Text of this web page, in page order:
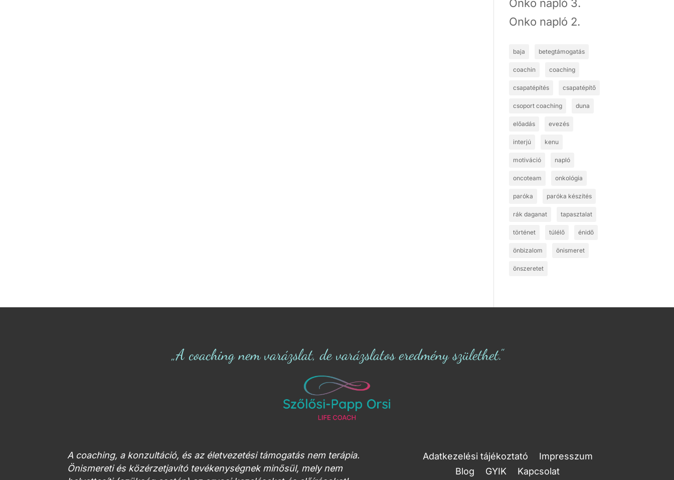
Onko napló 3.
Onko napló 2.
baja betegtámogatás
coachin coaching
csapatépítés csapatépítő
csoport coaching duna
előadás evezés
interjú kenu
motiváció napló
oncoteam onkológia
paróka paróka készítés
rák daganat tapasztalat
történet túlélő énidő
önbizalom önismeret
önszeretet
„A coaching nem varázslat, de varázslatos eredmény születhet.”
A coaching, a konzultáció, és az életvezetési támogatás nem terápia.
Önismereti és közérzetjavító tevékenységnek minősül, mely nem
Adatkezelési tájékoztató
Impresszum
Blog
GYIK Kapcsolat